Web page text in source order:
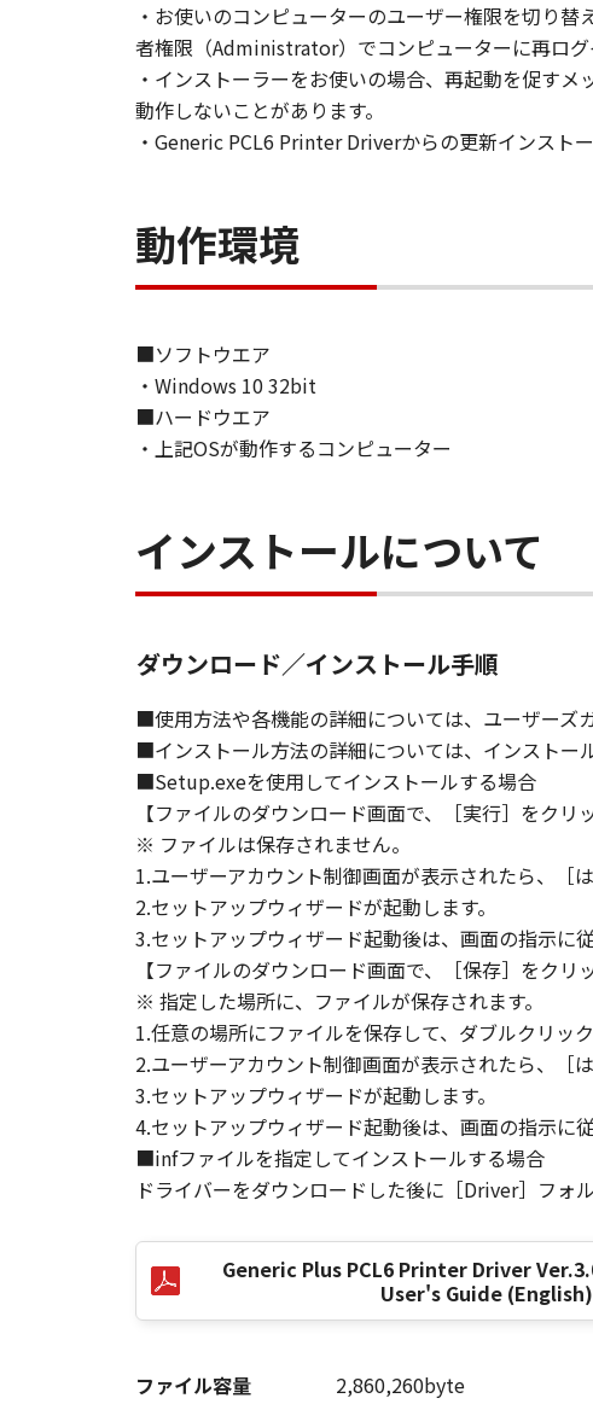
4. OWNERSHIP
Canon and its licensors retain in all
as expressly provided herein, no
intellectual property of Canon and its
directly or indirectly, the SOFTWARE in
6. SUPPORT AND UPDATE
RESPONSIBLE FOR MAINTAINING OR
SUPPORT FOR THE SOFTWARE
7. DISCLAIMER OF WARRANTIES AND
THE ENTIRE RISK AS TO THE QUALITY
DEFECTIVE, YOU ASSUME THE ENTIRE
JURISDICTIONS DO NOT ALLOW THE
STATE OR JURISDICTION TO
NEITHER CANON, CANON'S
WARRANT THAT THE FUNCTIONS
OF THE SOFTWARE WILL BE
[NO LIABILITY FOR DAMAGES] IN NO
DISTRIBUTORS DEALERS OR CANON'S
LIMITATION, LOSS OF BUSINESS
COMPENSATORY, INCIDENTAL OR
USE THE SOFTWARE EVEN IF EITHER
CANON'S LICENSORS HAVE BEEN
NOT ALLOW THE LIMITATION OR
INJURY OR DEATH RESULTING FROM
NOT APPLY TO YOU.
[RELEASE OF LIABILITY] TO THE FULL
SUBSIDIARIES AND AFFILIATES, THEIR
ARISING FROM OR RELATED TO ALL
This Agreement is effective upon your
installing the SOFTWARE and remains
including any and all copies thereof.
to Canon enforcing its respective legal
・お使いのコンピューターのユーザー権限を切り
者権限（Administrator）でコンピューターに再ログ
・インストーラーをお使いの場合、再起動を促す
動作しないことがあります。
・Generic PCL6 Printer Driverからの更新インスト
動作環境
■ソフトウエア
・Windows 10 32bit
■ハードウエア
・上記OSが動作するコンピューター
インストールについて
ダウンロード／インストール手順
■使用方法や各機能の詳細については、ユーザーズ
■インストール方法の詳細については、インストー
■Setup.exeを使用してインストールする場合
【ファイルのダウンロード画面で、［実行］をクリ
※ ファイルは保存されません。
1.ユーザーアカウント制御画面が表示されたら、［
2.セットアップウィザードが起動します。
3.セットアップウィザード起動後は、画面の指示に
【ファイルのダウンロード画面で、［保存］をクリ
※ 指定した場所に、ファイルが保存されます。
1.任意の場所にファイルを保存して、ダブルクリック
2.ユーザーアカウント制御画面が表示されたら、［
3.セットアップウィザードが起動します。
4.セットアップウィザード起動後は、画面の指示に
■infファイルを指定してインストールする場合
ドライバーをダウンロードした後に［Driver］フォ
Generic Plus PCL6 Printer Driver
User's Guide (English)
ファイル容量
2,860,260byte